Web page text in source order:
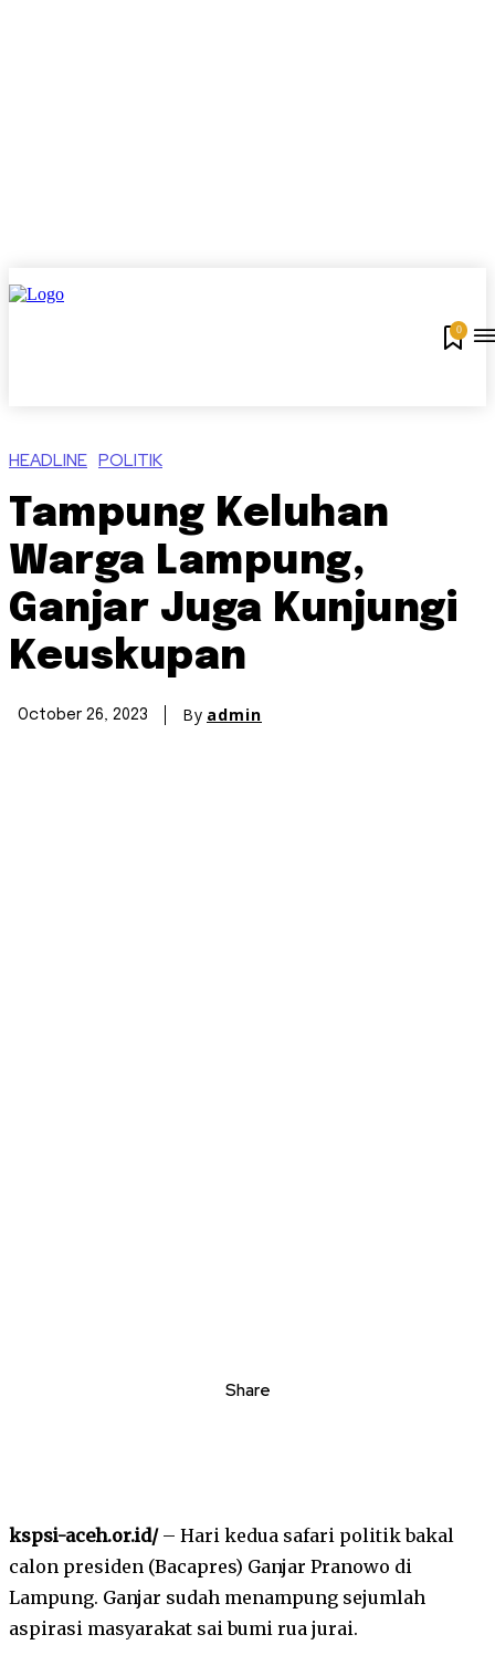
0
HEADLINE POLITIK
Tampung Keluhan
Warga Lampung,
Ganjar Juga Kunjungi
Keuskupan
October 26, 2023 By admin
Share
kspsi-aceh.or.id/– Hari kedua safari politik bakal
calon presiden (Bacapres) Ganjar Pranowo di
Lampung. Ganjar sudah menampung sejumlah
aspirasi masyarakat sai bumi rua jurai.